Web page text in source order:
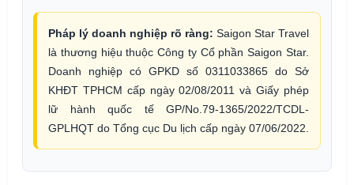
Pháp lý doanh nghiệp rõ ràng: Saigon Star Travel
là thương hiệu thuộc Công ty Cổ phần Saigon Star.
Doanh nghiệp có GPKD số 0311033865 do Sở
KHĐT TPHCM cấp ngày 02/08/2011 và Giấy phép
lữ hành quốc tế GP/No.79-1365/2022/TCDL-
GPLHQT do Tổng cục Du lịch cấp ngày 07/06/2022.